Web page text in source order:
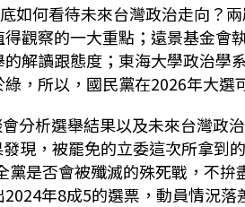
如何看待未來台灣政治走向？
觀察的一大重點；遠景基金會
解讀跟態度；東海大學政治學
，所以，國民黨在2026年大選
分析選舉結果以及未來台灣政
現，被罷免的立委這次所拿到
黨是否會被殲滅的殊死戰，不
2024年8成5的選票，動員情況落